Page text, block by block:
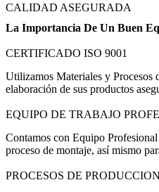
CALIDAD ASEGURADA
La Importancia De Un Buen
CERTIFICADO ISO 9001
Utilizamos Materiales y Procesos
elaboración de sus productos
EQUIPO DE TRABAJO
Contamos con Equipo
proceso de montaje, así mismo
PROCESOS DE PRODUCCION